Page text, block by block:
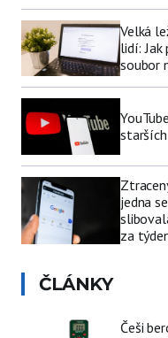
Velká
lidí: Jak
soubor
jedna
za
ČLÁNKY
Češi